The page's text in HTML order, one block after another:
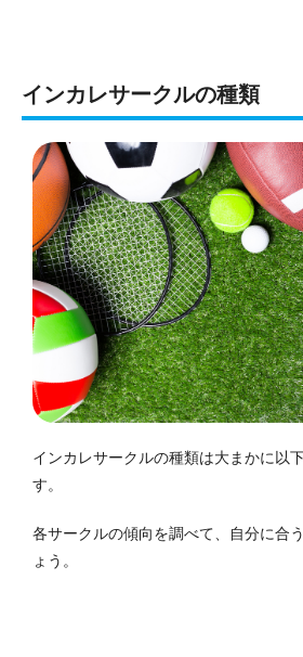
インカレサークルの種類
インカレサークルの種類は大まかに以
す。
各サークルの傾向を調べて、自分に合
ょう。